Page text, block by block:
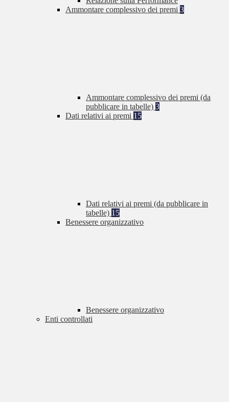
Ammontare complessivo dei premi 3
Ammontare complessivo dei premi (da
pubblicare in tabelle) 3
Dati relativi ai premi 15
Dati relativi ai premi (da pubblicare in
tabelle) 15
Benessere organizzativo
Benessere organizzativo
Enti controllati